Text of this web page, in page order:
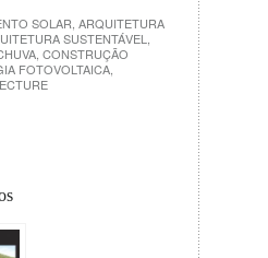
SOLAR ARQUITETURA
SUSTENTÁVEL
, CONSTRUÇÃO
FOTOVOLTAICA,